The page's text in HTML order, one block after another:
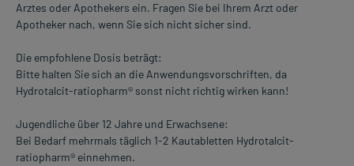
Arztes oder Apothekers ein. Fragen Sie bei Ihrem Arzt oder
Apotheker nach, wenn Sie sich nicht sicher sind.
Die empfohlene Dosis beträgt:
Bitte halten Sie sich an die Anwendungsvorschriften, da
Hydrotalcit-ratiopharm® sonst nicht richtig wirken kann!
Jugendliche über 12 Jahre und Erwachsene:
Bei Bedarf mehrmals täglich 1-2 Kautabletten Hydrotalcit-
ratiopharm® einnehmen.